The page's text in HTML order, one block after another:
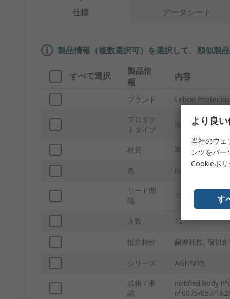
仕様 データシート
製品情報（複数選択可）を選択して、類似製
すべて選択
製品情
報
内容
ブランド Lebon
プロダク
トタイプ
溶接用手袋
材質 革
色 白
リード間
隔
150mm
入数 12
抵抗特性 耐摩耗性, 耐切
シリーズ AGNM15
規格 / 承
認
notified body
n°0075/057/
より良
当社のウェ
ンツをパ
Cookieポリ
す